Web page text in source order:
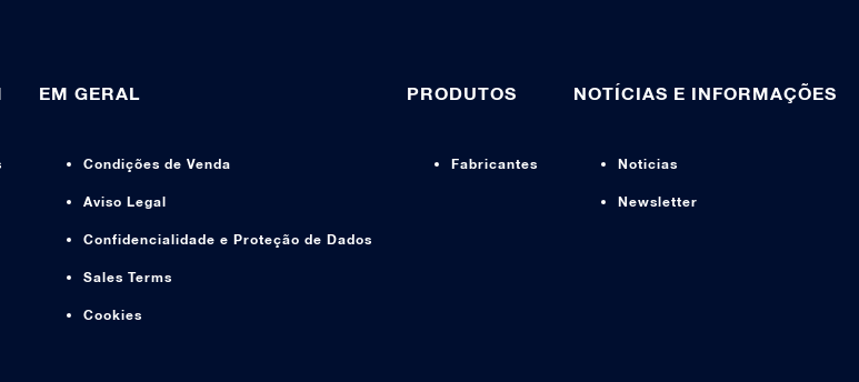
EM GERAL
Condições de Venda
Aviso Legal
Confidencialidade e Proteção de Dados
Sales Terms
Cookies
PRODUTOS
Fabricantes
NOTÍCIAS E INFORMAÇÕES
Noticias
Newsletter